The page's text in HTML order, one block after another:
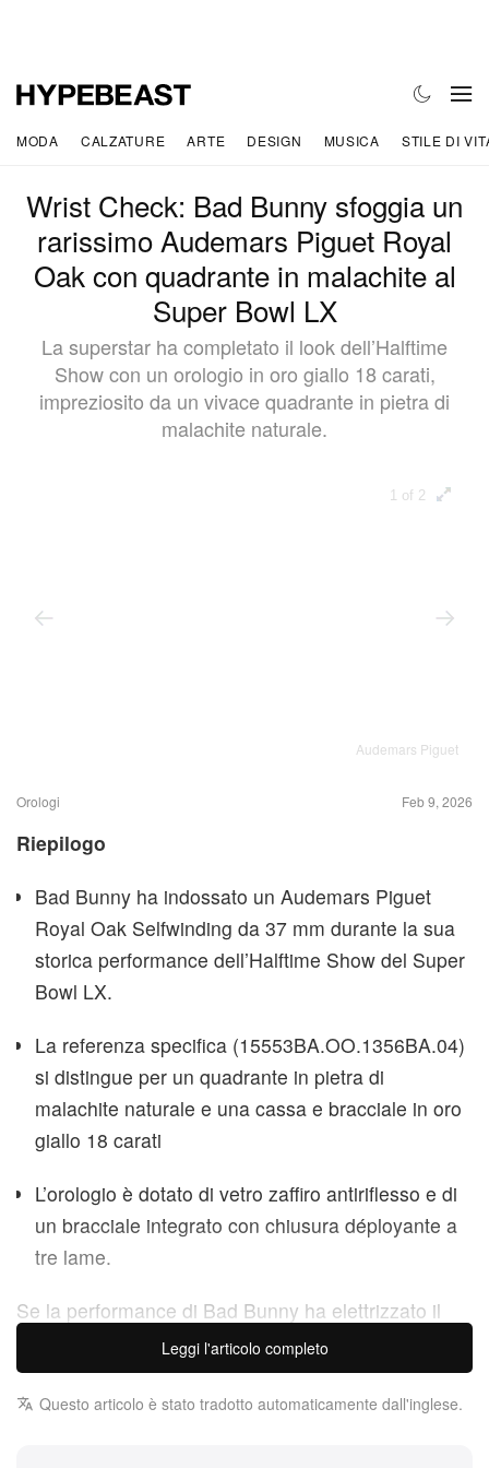
MODA CALZATURE ARTE DESIGN MUSICA STILE DI
Wrist Check: Bad Bunny sfoggia un
rarissimo Audemars Piguet Royal
Oak con quadrante in malachite al
Super Bowl LX
La superstar ha completato il look dell’Halftime
Show con un orologio in oro giallo 18 carati,
impreziosito da un vivace quadrante in pietra di
malachite naturale.
1 of 2
Audemars Piguet
Orologi Feb 9, 2026
Riepilogo
Bad Bunny ha indossato un Audemars Piguet
Royal Oak Selfwinding da 37 mm durante la sua
storica performance dell’Halftime Show del Super
Bowl LX.
La referenza specifica (15553BA.OO.1356BA.04)
si distingue per un quadrante in pietra di
malachite naturale e una cassa e bracciale in oro
giallo 18 carati
L’orologio è dotato di vetro zaffiro antiriflesso e di
un bracciale integrato con chiusura déployante a
tre lame.
Se la performance di Bad Bunny ha elettrizzato il
pubblico del Super Bowl LX, il suo polso ha offerto
una vera masterclass di alta orologeria. Domenica,
l’icona portoricana è stata avvistata con uno
Leggi l'articolo completo
Questo articolo è stato tradotto automaticamente dall'inglese.